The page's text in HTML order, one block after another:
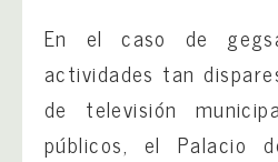
En el caso de
actividades tan
de televisión
públicos, el Palacio